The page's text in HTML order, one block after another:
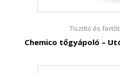
Tisztító és
Chemico tőgyápoló –